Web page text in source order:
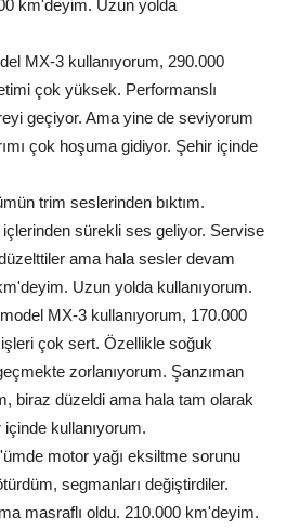
km'deyim. Uzun yolda
MX-3 kullanıyorum, 290.000
çok yüksek. Performanslı
geçiyor. Ama yine de seviyorum
çok hoşuma gidiyor. Şehir içinde
trim seslerinden bıktım.
içlerinden sürekli ses geliyor. Servise
ama hala sesler devam
Uzun yolda kullanıyorum.
MX-3 kullanıyorum, 170.000
çok sert. Özellikle soğuk
zorlanıyorum. Şanzıman
biraz düzeldi ama hala tam olarak
kullanıyorum.
motor yağı eksiltme sorunu
segmanları değiştirdiler.
masraflı oldu. 210.000 km'deyim.